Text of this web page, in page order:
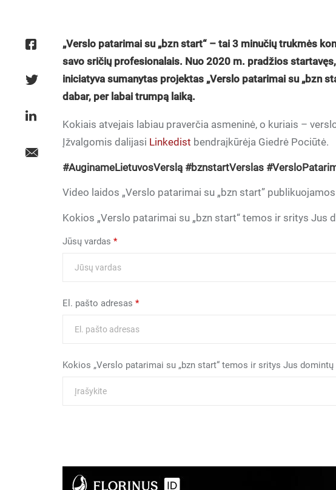
„Verslo patarimai su „bzn start“ – tai 3 minučių trukmės
savo sričių profesionalais. Nuo 2020 m. pradžios
iniciatyva sumanytas projektas „Verslo patarimai su „bzn
dabar, per labai trumpą laiką.
Kokiais atvejais labiau praverčia asmeninė, o kuriais –
Įžvalgomis dalijasi Linkedist bendraįkūrėja Giedrė Pociūtė.
#AuginameLietuvosVerslą #bznstartVerslas
Video laidos „Verslo patarimai su „bzn start”
Kokios „Verslo patarimai su „bzn start“ temos ir sritys Jus
Jūsų vardas*
El. pašto adresas*
Kokios „Verslo patarimai su „bzn start“ temos ir sritys Jus